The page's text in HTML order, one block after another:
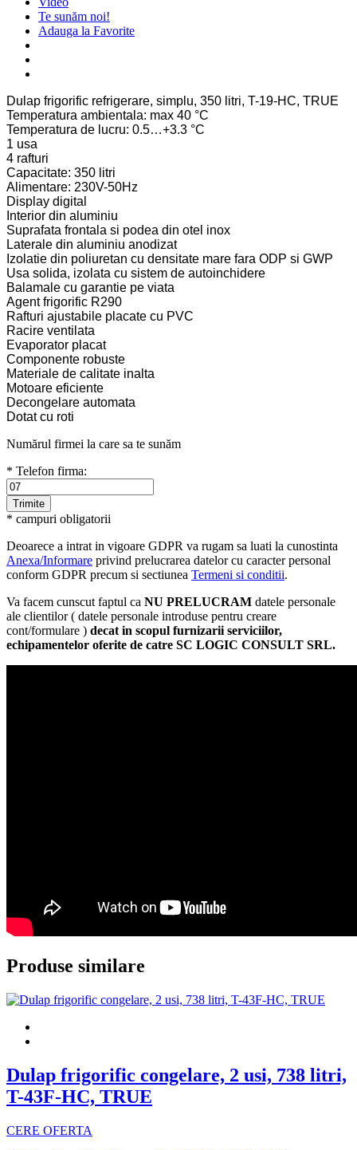
Te sunăm noi!
Adauga la Favorite
Dulap frigorific refrigerare, simplu, 350 litri, T-19-HC, TRUE
Temperatura ambientala: max 40 °C
Temperatura de lucru: 0.5…+3.3 °C
1 usa
4 rafturi
Capacitate: 350 litri
Alimentare: 230V-50Hz
Display digital
Interior din aluminiu
Suprafata frontala si podea din otel inox
Laterale din aluminiu anodizat
Izolatie din poliuretan cu densitate mare fara ODP si GWP
Usa solida, izolata cu sistem de autoinchidere
Balamale cu garantie pe viata
Agent frigorific R290
Rafturi ajustabile placate cu PVC
Racire ventilata
Evaporator placat
Componente robuste
Materiale de calitate inalta
Motoare eficiente
Decongelare automata
Dotat cu roti
Numărul firmei la care sa te sunăm
* Telefon firma:
* campuri obligatorii
Deoarece a intrat in vigoare GDPR va rugam sa luati la cunostinta
Anexa/Informare privind prelucrarea datelor cu caracter personal
conform GDPR precum si sectiunea Termeni si conditii.
Va facem cunscut faptul ca NU PRELUCRAM datele personale
ale clientilor ( datele personale introduse pentru creare
cont/formulare ) decat in scopul furnizarii serviciilor,
echipamentelor oferite de catre SC LOGIC CONSULT SRL.
Produse similare
Dulap frigorific congelare, 2 usi, 738 litri,
T-43F-HC, TRUE
CERE OFERTA